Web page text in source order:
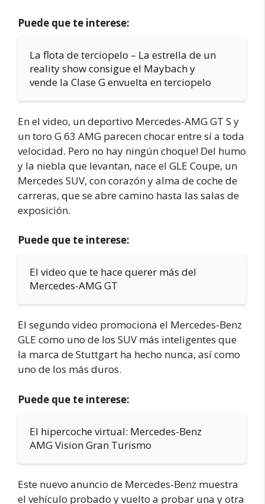
Puede que te interese:
La flota de terciopelo – La estrella de un
reality show consigue el Maybach y
vende la Clase G envuelta en terciopelo
En el video, un deportivo Mercedes-AMG GT S y
un toro G 63 AMG parecen chocar entre sí a toda
velocidad. Pero no hay ningún choque! Del humo
y la niebla que levantan, nace el GLE Coupe, un
Mercedes SUV, con corazón y alma de coche de
carreras, que se abre camino hasta las salas de
exposición.
Puede que te interese:
El video que te hace querer más del
Mercedes-AMG GT
El segundo video promociona el Mercedes-Benz
GLE como uno de los SUV más inteligentes que
la marca de Stuttgart ha hecho nunca, así como
uno de los más duros.
Puede que te interese:
El hipercoche virtual: Mercedes-Benz
AMG Vision Gran Turismo
Este nuevo anuncio de Mercedes-Benz muestra
el vehículo probado y vuelto a probar una y otra